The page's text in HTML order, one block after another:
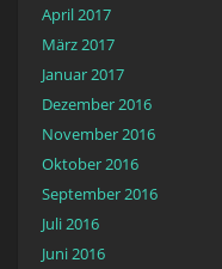
April 2017
März 2017
Januar 2017
Dezember 2016
November 2016
Oktober 2016
September 2016
Juli 2016
Juni 2016